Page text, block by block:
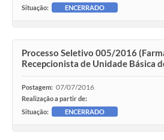
Situação: ENCERRADO
Processo Seletivo 005/2016
Recepcionista de Unidade Básica
Postagem: 07/07/2016
Realização a partir de:
Situação:
ENCERRADO